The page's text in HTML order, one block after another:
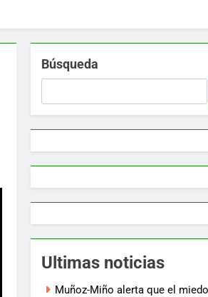
Búsqueda
Ultimas noticias
Muñoz-Miño alerta que el